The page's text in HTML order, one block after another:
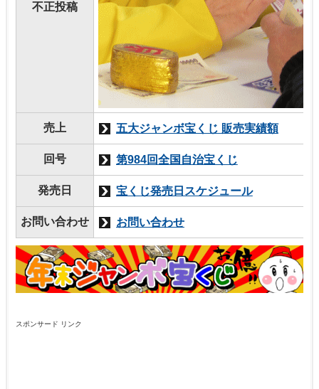
不正投稿
売上 五大ジャンボ宝くじ 販売実績額
回号 第984回全国自治宝くじ
発売日 宝くじ発売日スケジュール
お問い合わせ お問い合わせ
スポンサード リンク